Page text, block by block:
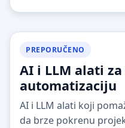
PREPORUČENO
AI i LLM alati
automatizaciju
AI i LLM alati koji
da brze pokrenu